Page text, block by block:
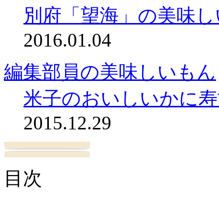
別府「望海」の美味
2016.01.04
編集部員の美味しいもん
米子のおいしいかに
2015.12.29
目次